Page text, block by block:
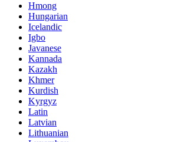
Hmong
Hungarian
Icelandic
Igbo
Javanese
Kannada
Kazakh
Khmer
Kurdish
Kyrgyz
Latin
Latvian
Lithuanian